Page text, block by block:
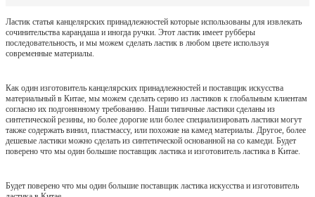
Ластик статья канцелярских принадлежностей которые использованы для извлекать
сочинительства карандаша и иногда ручки. Этот ластик имеет рубберы
последовательность, и мы можем сделать ластик в любом цвете используя
современные материалы.
Как один изготовитель канцелярских принадлежностей и поставщик искусства
материальный в Китае, мы можем сделать серию из ластиков к глобальным клиентам
согласно их подгонянному требованию. Наши типичные ластики сделаны из
синтетической резины, но более дорогие или более специализировать ластики могут
также содержать винил, пластмассу, или похожие на камед материалы. Другое, более
дешевые ластики можно сделать из синтетической основанной на со камеди. Будет
поверено что мы один большие поставщик ластика и изготовитель ластика в Китае.
Будет поверено что мы один большие поставщик ластика искусства и изготовитель